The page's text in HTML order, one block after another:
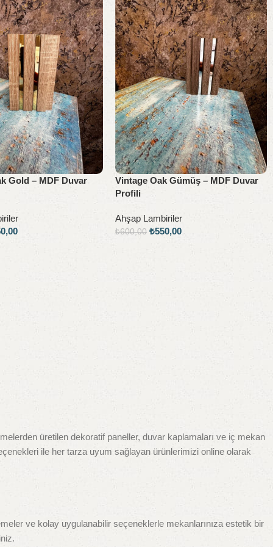
Gold – MDF Duvar
Vintage Oak Gümüş – MDF Duvar
Profili
Ahşap Lambiriler
₺600,00 ₺550,00
üretilen dekoratif paneller, duvar kaplamaları ve iç mekan
ile her tarza uyum sağlayan ürünlerimizi online olarak
ve kolay uygulanabilir seçeneklerle mekanlarınıza estetik bir